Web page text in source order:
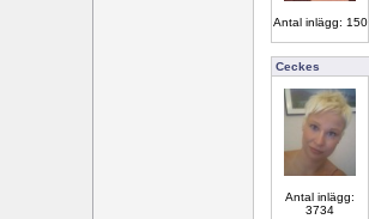
Antal inlägg: 150
Ceckes
Antal inlägg:
3734